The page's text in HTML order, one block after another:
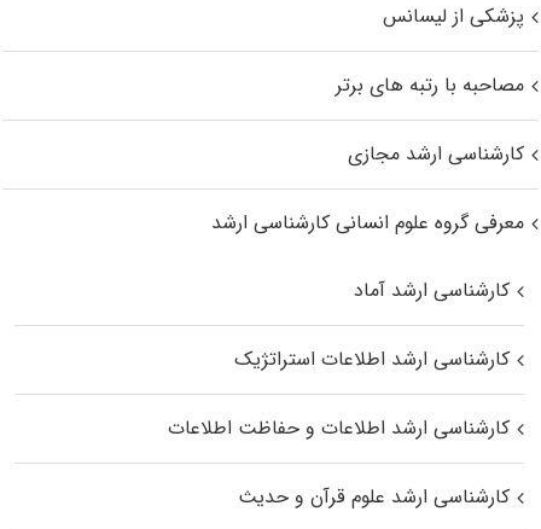
پزشکی از لیسانس
مصاحبه با رتبه های برتر
کارشناسی ارشد مجازی
معرفی گروه علوم انسانی کارشناسی ارشد
کارشناسی ارشد آماد
کارشناسی ارشد اطلاعات استراتژیک
کارشناسی ارشد اطلاعات و حفاظت اطلاعات
کارشناسی ارشد علوم قرآن و حدیث